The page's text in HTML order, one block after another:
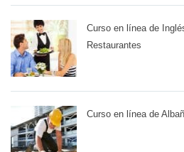
Curso en línea de
Restaurantes
Curso en línea de